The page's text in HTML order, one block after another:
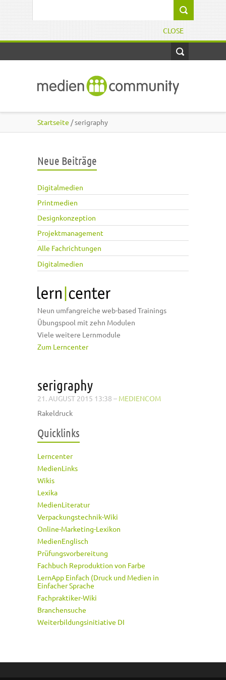
CLOSE
Startseite / serigraphy
Neue Beiträge
Digitalmedien
Printmedien
Designkonzeption
Projektmanagement
Alle Fachrichtungen
Digitalmedien
Neun umfangreiche web-based Trainings
Übungspool mit zehn Modulen
Viele weitere Lernmodule
Zum Lerncenter
serigraphy
21. AUGUST 2015 13:38 – MEDIENCOM
Rakeldruck
Quicklinks
Lerncenter
MedienLinks
Wikis
Lexika
MedienLiteratur
Verpackungstechnik-Wiki
Online-Marketing-Lexikon
MedienEnglisch
Prüfungsvorbereitung
Fachbuch Reproduktion von Farbe
LernApp Einfach (Druck und Medien in
Einfacher Sprache
Fachpraktiker-Wiki
Branchensuche
Weiterbildungsinitiative DI